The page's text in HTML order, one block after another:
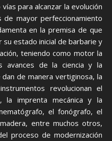
para alcanzar la evolución
de mayor perfeccionamiento
en la premisa de que
estado inicial de barbarie y
teniendo como motor la
avances de la ciencia y la
de manera vertiginosa, la
revolucionan el
imprenta mecánica y la
el fonógrafo, el
entre muchos otros,
proceso de modernización